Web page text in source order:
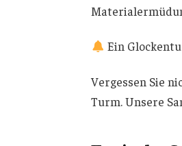
Ein
Vergessen Sie
Turm. Unsere